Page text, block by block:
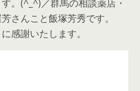
。(^_^)／群馬の相談薬店・
さんこと飯塚芳秀です。
感謝いたします。